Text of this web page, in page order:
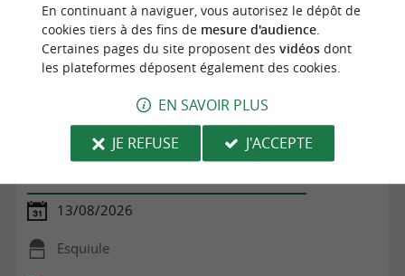
Spectacle de théâtre d'improvisation : Les chevaliers de
la table basse
13/08/2026
Esquiule
En continuant à naviguer, vous autorisez le dépôt de
cookies tiers à des fins de mesure d'audience.
Certaines pages du site proposent des vidéosdont
les plateformes déposent également des cookies.
EN SAVOIR PLUS
JE REFUSE
J'ACCEPTE